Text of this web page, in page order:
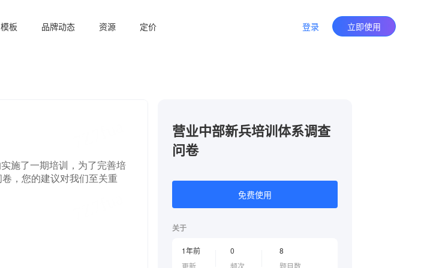
模板 品牌动态 资源 定价 登录 立即使用
营业中部新兵培训体系调查
问卷
免费使用
关于
1年前
更新
0
频次
8
题目数